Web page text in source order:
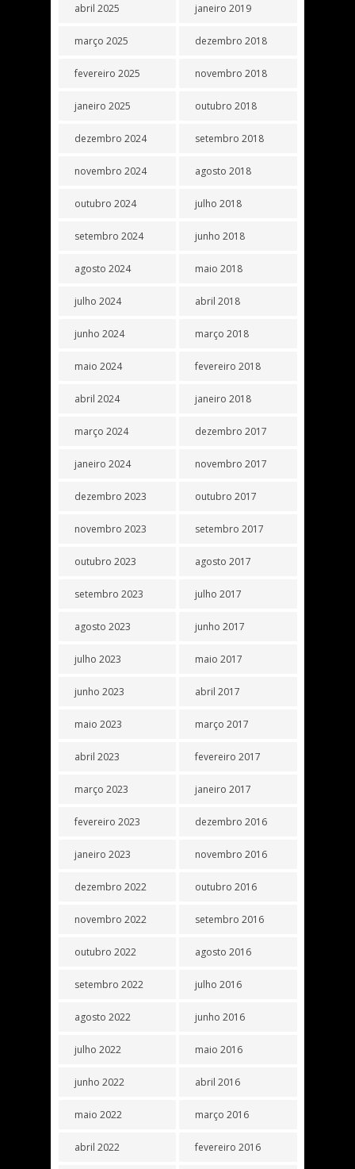
abril 2025
março 2025
fevereiro 2025
janeiro 2025
dezembro 2024
novembro 2024
outubro 2024
setembro 2024
agosto 2024
julho 2024
junho 2024
maio 2024
abril 2024
março 2024
janeiro 2024
dezembro 2023
novembro 2023
outubro 2023
setembro 2023
agosto 2023
julho 2023
junho 2023
maio 2023
abril 2023
março 2023
fevereiro 2023
janeiro 2023
dezembro 2022
novembro 2022
outubro 2022
setembro 2022
agosto 2022
julho 2022
junho 2022
maio 2022
abril 2022
janeiro 2019
dezembro 2018
novembro 2018
outubro 2018
setembro 2018
agosto 2018
julho 2018
junho 2018
maio 2018
abril 2018
março 2018
fevereiro 2018
janeiro 2018
dezembro 2017
novembro 2017
outubro 2017
setembro 2017
agosto 2017
julho 2017
junho 2017
maio 2017
abril 2017
março 2017
fevereiro 2017
janeiro 2017
dezembro 2016
novembro 2016
outubro 2016
setembro 2016
agosto 2016
julho 2016
junho 2016
maio 2016
abril 2016
março 2016
fevereiro 2016